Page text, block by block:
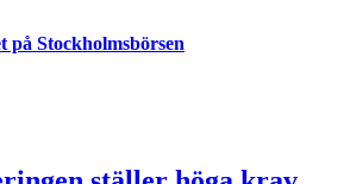
på Stockholmsbörsen